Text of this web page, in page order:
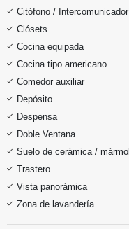
Citófono / Intercomunicador
Clósets
Cocina equipada
Cocina tipo americano
Comedor auxiliar
Depósito
Despensa
Doble Ventana
Suelo de cerámica / mármol
Trastero
Vista panorámica
Zona de lavandería